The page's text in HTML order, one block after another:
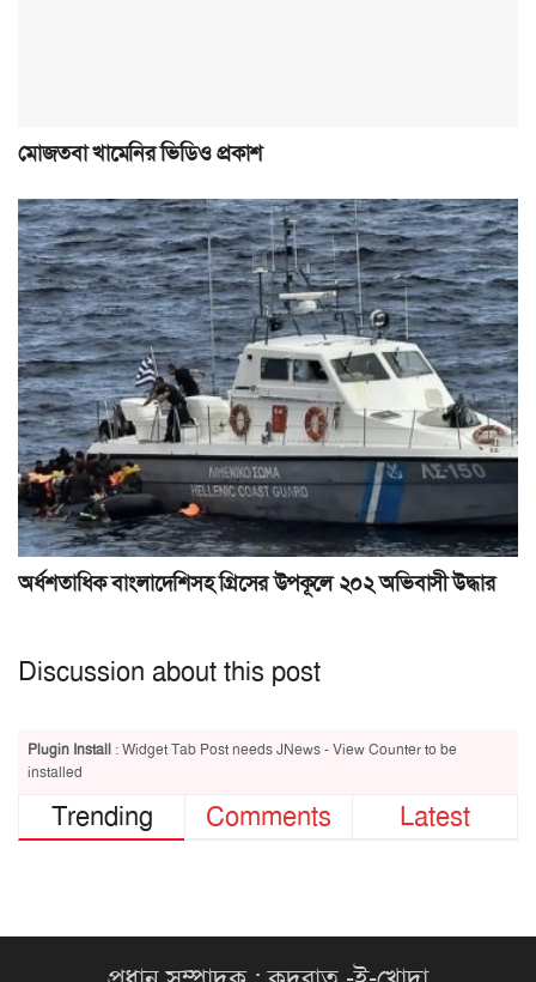
মোজতবা খামেনির ভিডিও প্রকাশ
অর্ধশতাধিক বাংলাদেশিসহ গ্রিসের উপকূলে ২০২ অভিবাসী উদ্ধার
Discussion about this post
Plugin Install : Widget Tab Post needs JNews - View Counter to be
installed
Trending Comments Latest